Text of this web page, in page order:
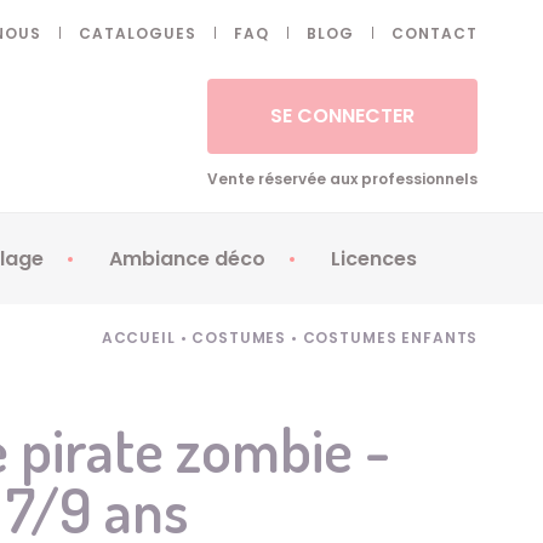
CATALOGUES FAQ BLOG CONTACT
SE CONNECTER
Vente réservée aux professionnels
Ambiance déco
Ballons
Décoration
Licences
Demon Slayer
ACCUEIL • COSTUMES • COSTUMES ENFANTS
pirate zombie -
9 ans